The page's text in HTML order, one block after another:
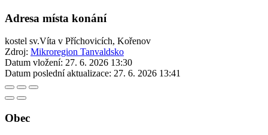
Adresa místa konání
kostel sv.Víta v Příchovicích, Kořenov
Zdroj: Mikroregion Tanvaldsko
Datum vložení: 27. 6. 2026 13:30
Datum poslední aktualizace: 27. 6. 2026 13:41
Obec